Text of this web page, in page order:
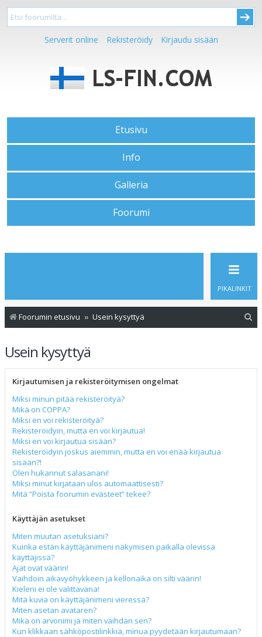
Serverit online Rekisteröidy Kirjaudu sisään
Etusivu
Info
Galleria
Foorumi
PIKALINKIT
Foorumin etusivu Usein kysyttyä
Usein kysyttyä
Kirjautumisen ja rekisteröitymisen ongelmat
Miksi minun pitää rekisteröityä?
Mikä on COPPA?
Miksi en voi rekisteröityä?
Rekisteröidyin, mutta en voi kirjautua!
Miksi en voi kirjautua sisään?
Rekisteröidyin joskus aiemmin, mutta en voi enää kirjautua
sisään?!
Olen hukannut salasanani!
Miksi minut kirjataan ulos automaattisesti?
Mitä “Poista foorumin evästeet” tekee?
Käyttäjän asetukset
Miten muutan asetuksiani?
Kuinka estän käyttäjänimeni näkymisen paikalla olevissa
käyttäjissä?
Ajat ovat väärin!
Vaihdoin aikavyöhykkeen ja kellonaika on silti väärin!
Kieleni ei ole valittavana!
Mitä kuvia on käyttäjänimeni vieressä?
Miten asetan avataren?
Mikä on arvonimi ja miten vaihdan sen?
Kun klikkaan sähköpostilinkkiä, minua pyydetään kirjautumaan?